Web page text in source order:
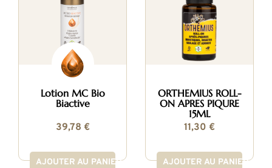
Lotion MC Bio
Biactive
39,78 €
AJOUTER AU PANIER
ORTHEMIUS ROLL-
ON APRES PIQURE
15ML
11,30 €
AJOUTER AU PANIER